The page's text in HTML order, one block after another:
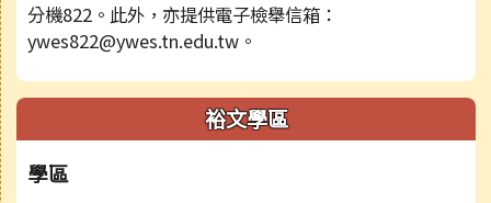
分機822。此外，亦提供電子檢舉信箱：
ywes822@ywes.tn.edu.tw。
裕文學區
學區